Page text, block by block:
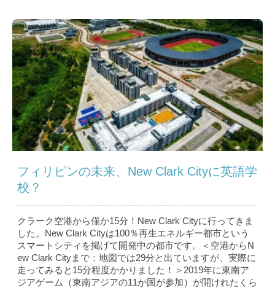
フィリピンの未来、New Clark Cityに英語学
校？
クラーク空港から僅か15分！New Clark Cityに行ってきま
した。New Clark Cityは100％再生エネルギー都市という
スマートシティを掲げて開発中の都市です。＜空港からN
ew Clark Cityまで：地図では29分と出ていますが、実際に
走ってみると15分程度かかりました！＞2019年に東南ア
ジアゲーム（東南アジアの11か国が参加）が開けれたくら